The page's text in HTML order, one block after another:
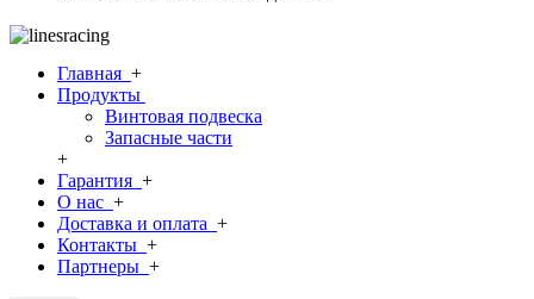
Главная +
Продукты
Винтовая подвеска
Запасные части
+
Гарантия +
О нас +
Доставка и оплата +
Контакты +
Партнеры +